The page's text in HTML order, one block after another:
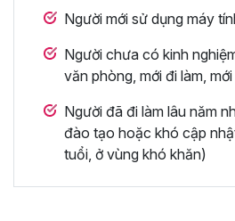
Người mới sử dụng máy
Người chưa có kinh
văn phòng, mới đi làm,
Người đã đi làm lâu năm
đào tạo hoặc khó cập
tuổi, ở vùng khó khăn)